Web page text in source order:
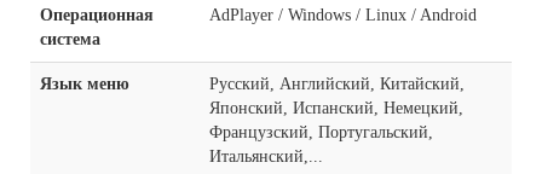
Операционная
система
AdPlayer / Windows / Linux / Android
Язык меню
Русский, Английский, Китайский,
Японский, Испанский, Немецкий,
Французский, Португальский,
Итальянский,...